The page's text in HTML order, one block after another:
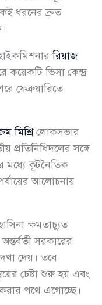
ধরনের দ্রুত
রিয়াজ
কয়েকটি ভিসা কেন্দ্র
ফেব্রুয়ারিতে
মিশ্রিলোকসভার
প্রতিনিধিদলের সঙ্গে
মধ্যে কূটনৈতিক
আলোচনায়
ক্ষমতাচ্যুত
সরকারের
দেয়। তবে
চেষ্টা শুরু হয় এবং
করার পথে এগোচ্ছে।